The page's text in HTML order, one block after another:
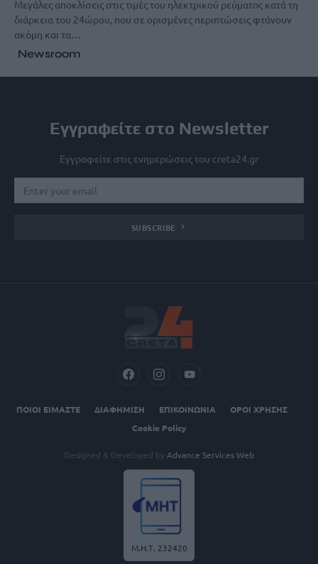
Μεγάλες αποκλίσεις στις τιμές του ηλεκτρικού ρεύματος κατά τη
διάρκεια του 24ώρου, που σε ορισμένες περιπτώσεις φτάνουν
ακόμη και τα…
Newsroom
Εγγραφείτε στο Newsletter
Εγγραφείτε στις ενημερώσεις του creta24.gr
SUBSCRIBE
ΠΟΙΟΙ ΕΙΜΑΣΤΕ ΔΙΑΦΗΜΙΣΗ ΕΠΙΚΟΙΝΩΝΙΑ
ΟΡΟΙ ΧΡΗΣΗΣ
Cookie Policy
Designed & Developed by Advance Services Web
Μ.Η.Τ. 232420